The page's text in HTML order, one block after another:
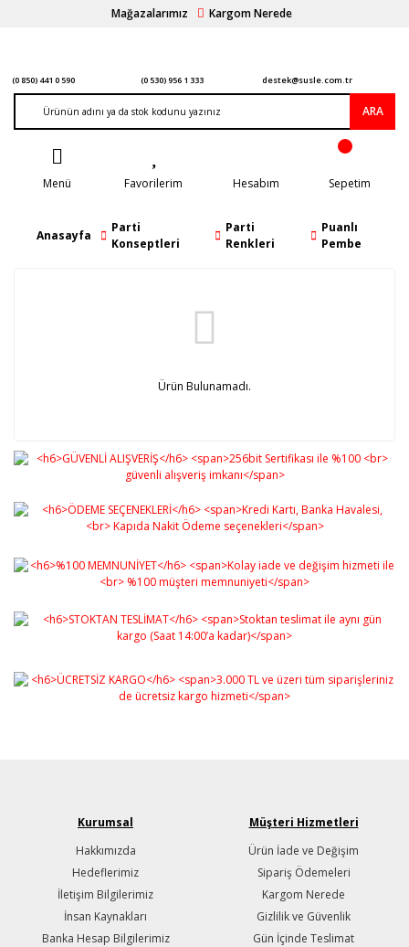
Mağazalarımız Kargom Nerede
(0 850) 441 0 590 (0 530) 956 1 333 destek@susle.com.tr
ARA
Menü Favorilerim Hesabım Sepetim
Anasayfa
Parti
Konseptleri
Parti
Renkleri
Puanlı
Pembe
Ürün Bulunamadı.
Kurumsal
Hakkımızda
Hedeflerimiz
İletişim Bilgilerimiz
İnsan Kaynakları
Banka Hesap Bilgilerimiz
Müşteri Hizmetleri
Ürün İade ve Değişim
Sipariş Ödemeleri
Kargom Nerede
Gizlilik ve Güvenlik
Gün İçinde Teslimat